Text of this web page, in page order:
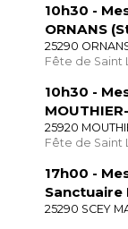
10h30 -
ORNANS
25290
Fête de Saint
10h30 -
25920
Fête de Saint
17h00 -
Sanctuaire
25290 SCEY